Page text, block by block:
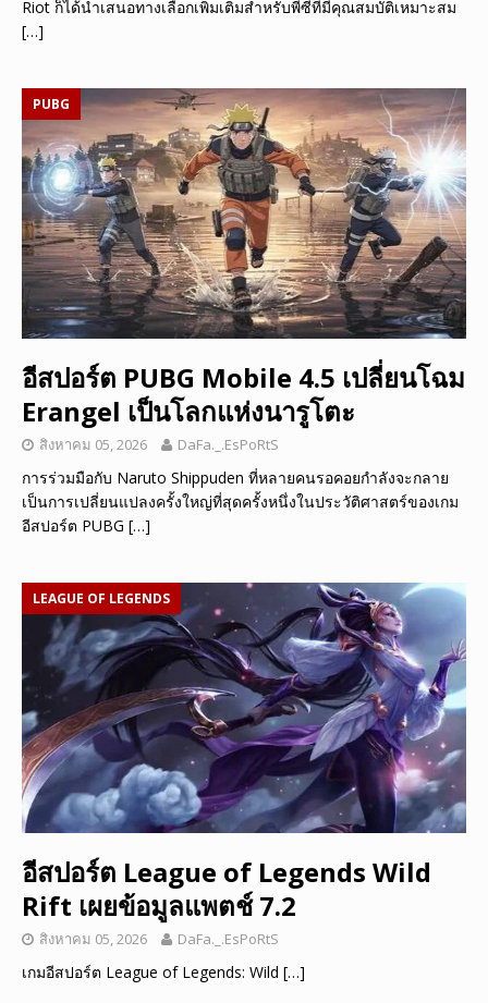
Riot ก็ได้นำเสนอทางเลือกเพิ่มเติมสำหรับพีซีที่มีคุณสมบัติเหมาะสม
[…]
PUBG
อีสปอร์ต PUBG Mobile 4.5 เปลี่ยนโฉม
Erangel เป็นโลกแห่งนารูโตะ
สิงหาคม 05, 2026 DaFa._.EsPoRtS
การร่วมมือกับ Naruto Shippuden ที่หลายคนรอคอยกำลังจะกลาย
เป็นการเปลี่ยนแปลงครั้งใหญ่ที่สุดครั้งหนึ่งในประวัติศาสตร์ของเกม
อีสปอร์ต PUBG […]
LEAGUE OF LEGENDS
อีสปอร์ต League of Legends Wild
Rift เผยข้อมูลแพตช์ 7.2
สิงหาคม 05, 2026 DaFa._.EsPoRtS
เกมอีสปอร์ต League of Legends: Wild […]